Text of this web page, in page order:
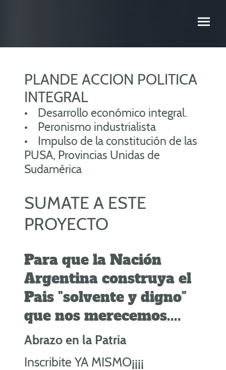
PLANDE ACCION POLITICA
INTEGRAL
• Desarrollo económico integral.
• Peronismo industrialista
• Impulso de la constitución de las
PUSA, Provincias Unidas de
Sudamérica
SUMATE A ESTE
PROYECTO
Para que la Nación
Argentina construya el
Pais "solvente y digno"
que nos merecemos....
Abrazo en la Patria
Inscribite YA MISMO¡¡¡¡